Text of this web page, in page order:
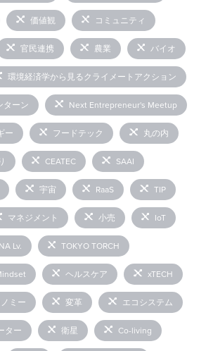
価値観 コミュニティ
官民連携 農業 バイオ
環境経済学から見るクライメートアクション
ターン Next Entrepreneur's Meetup
ー フードテック 丸の内
CEATEC SAAI
宇宙 RaaS TIP
マネジメント 小売 IoT
Lv. TOKYO TORCH
ヘルスケア xTECH
ミー 変革 エコシステム
ター 衛星 Co-living